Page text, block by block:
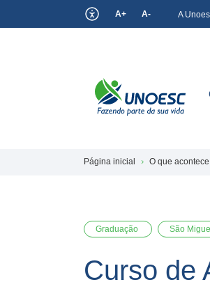
A+ A- A
Página inicial O que acontece
Graduação São
Curso de